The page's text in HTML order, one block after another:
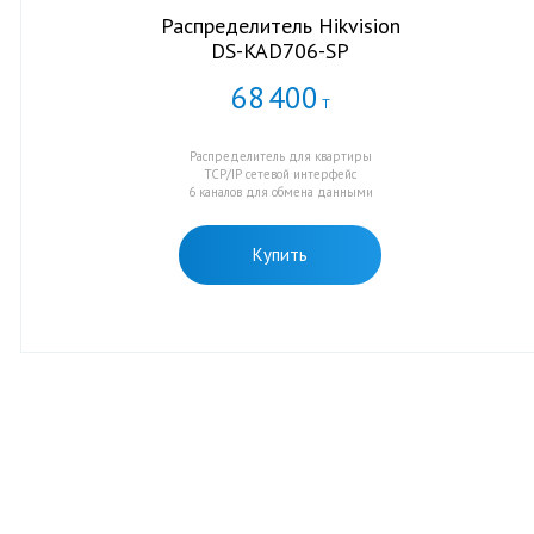
Распределитель Hikvision
DS-KAD706-SP
68400 Т
Распределитель для квартиры
TCP/IP сетевой интерфейс
6 каналов для обмена данными
Купить